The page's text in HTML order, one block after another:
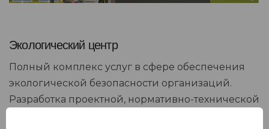
Экологический центр
Полный комплекс услуг в сфере обеспечения
экологической безопасности организаций.
Разработка проектной, нормативно-технической